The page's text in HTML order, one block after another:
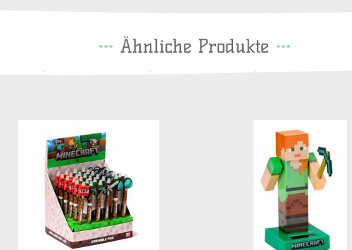
Ähnliche Produkte